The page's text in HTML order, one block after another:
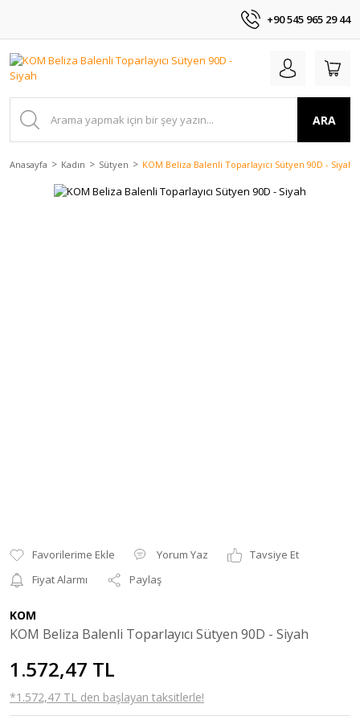
+90 545 965 29 44
ARA
Anasayfa Kadın Sütyen KOM Beliza Balenli Toparlayıcı Sütyen 90D - Siyah
Yorum Yaz
Tavsiye Et
Fiyat Alarmı
Paylaş
KOM
KOM Beliza Balenli Toparlayıcı Sütyen 90D - Siyah
1.572,47 TL
*1.572,47 TL den başlayan taksitlerle!